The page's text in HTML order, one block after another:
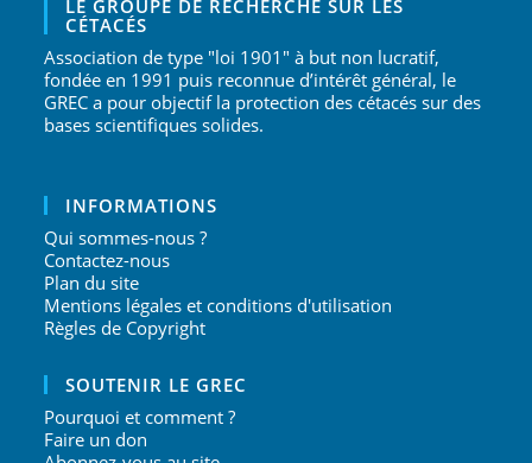
LE GROUPE DE RECHERCHE SUR LES
CÉTACÉS
Association de type "loi 1901" à but non lucratif,
fondée en 1991 puis reconnue d’intérêt général, le
GREC a pour objectif la protection des cétacés sur des
bases scientifiques solides.
INFORMATIONS
Qui sommes-nous ?
Contactez-nous
Plan du site
Mentions légales et conditions d'utilisation
Règles de Copyright
SOUTENIR LE GREC
Pourquoi et comment ?
Faire un don